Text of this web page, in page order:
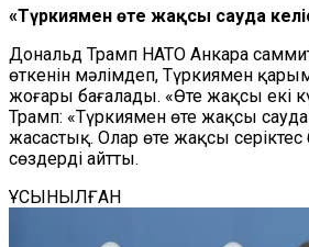
«Түркиямен өте жақсы сауда
Дональд Трамп НАТО Анкара
өткенін мәлімдеп, Түркиямен
жоғары бағалады. «Өте жақсы екі
Трамп: «Түркиямен өте жақсы сауда
жасастық. Олар өте жақсы
сөздерді айтты.
ҰСЫНЫЛҒАН